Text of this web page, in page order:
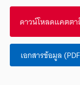
ดาวน์โหลดแคตต
เอกสารข้อมูล